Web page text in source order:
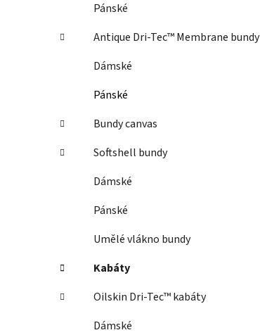
Pánské
Antique Dri-Tec™ Membrane bundy
Dámské
Pánské
Bundy canvas
Softshell bundy
Dámské
Pánské
Umělé vlákno bundy
Kabáty
Oilskin Dri-Tec™ kabáty
Dámské